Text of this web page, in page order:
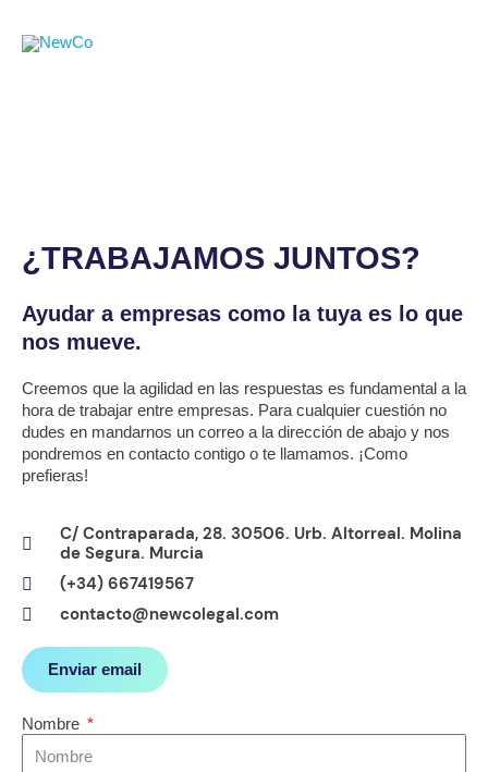
contenido
¿TRABAJAMOS JUNTOS?
Ayudar a empresas como la tuya es lo que
nos mueve.
Creemos que la agilidad en las respuestas es fundamental a la
hora de trabajar entre empresas. Para cualquier cuestión no
dudes en mandarnos un correo a la dirección de abajo y nos
pondremos en contacto contigo o te llamamos. ¡Como
prefieras!
C/ Contraparada, 28. 30506. Urb. Altorreal. Molina
de Segura. Murcia
(+34) 667419567
contacto@newcolegal.com
Enviar email
Nombre